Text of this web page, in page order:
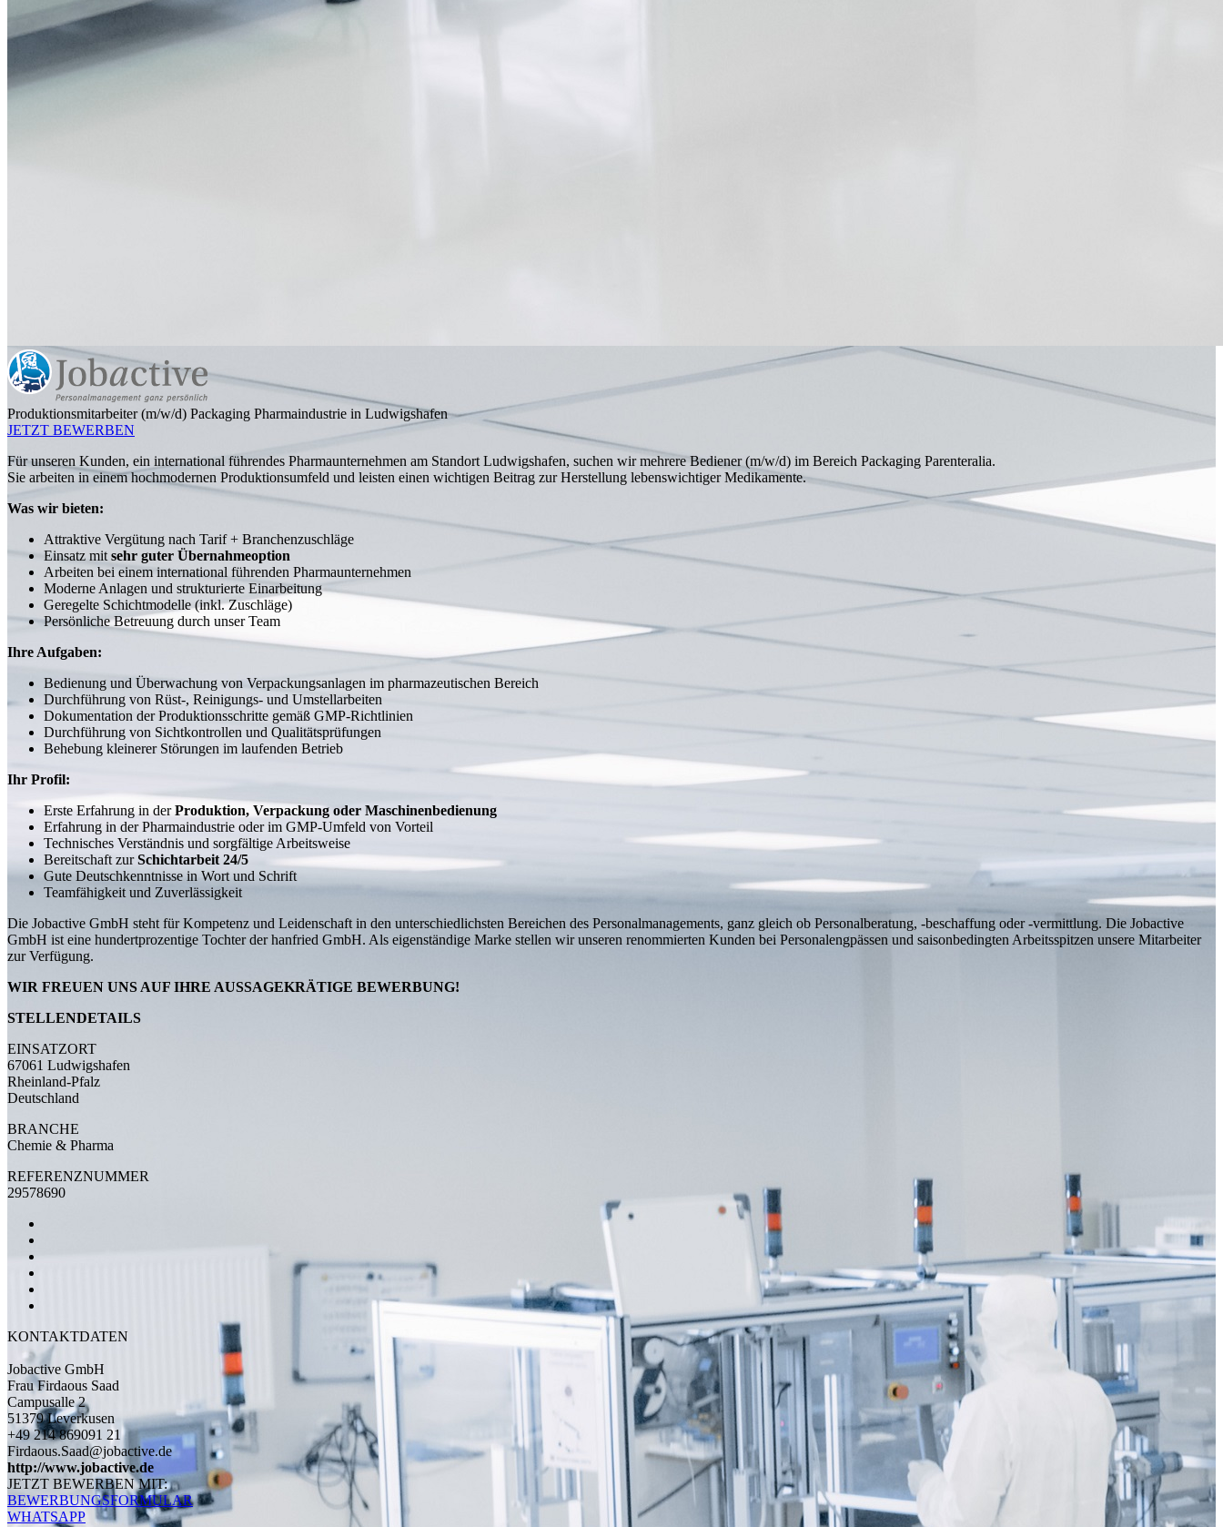
Produktionsmitarbeiter (m/w/d) Packaging Pharmaindustrie in Ludwigshafen
JETZT BEWERBEN
Für unseren Kunden, ein international führendes Pharmaunternehmen am Standort Ludwigshafen, suchen wir mehrere Bediener (m/w/d) im Bereich Packaging Parenteralia.
Sie arbeiten in einem hochmodernen Produktionsumfeld und leisten einen wichtigen Beitrag zur Herstellung lebenswichtiger Medikamente.
Was wir bieten:
Attraktive Vergütung nach Tarif + Branchenzuschläge
Einsatz mit sehr guter Übernahmeoption
Arbeiten bei einem international führenden Pharmaunternehmen
Moderne Anlagen und strukturierte Einarbeitung
Geregelte Schichtmodelle (inkl. Zuschläge)
Persönliche Betreuung durch unser Team
Ihre Aufgaben:
Bedienung und Überwachung von Verpackungsanlagen im pharmazeutischen Bereich
Durchführung von Rüst-, Reinigungs- und Umstellarbeiten
Dokumentation der Produktionsschritte gemäß GMP-Richtlinien
Durchführung von Sichtkontrollen und Qualitätsprüfungen
Behebung kleinerer Störungen im laufenden Betrieb
Ihr Profil:
Erste Erfahrung in derProduktion, Verpackung oder Maschinenbedienung
Erfahrung in der Pharmaindustrie oder im GMP-Umfeld von Vorteil
Technisches Verständnis und sorgfältige Arbeitsweise
Bereitschaft zurSchichtarbeit 24/5
Gute Deutschkenntnisse in Wort und Schrift
Teamfähigkeit und Zuverlässigkeit
Die Jobactive GmbH steht für Kompetenz und Leidenschaft in den unterschiedlichsten Bereichen des Personalmanagements, ganz gleich ob Personalberatung, -beschaffung oder -vermittlung. Die Jobactive
GmbH ist eine hundertprozentige Tochter der hanfried GmbH. Als eigenständige Marke stellen wir unseren renommierten Kunden bei Personalengpässen und saisonbedingten Arbeitsspitzen unsere Mitarbeiter
zur Verfügung.
WIR FREUEN UNS AUF IHRE AUSSAGEKRÄTIGE BEWERBUNG!
STELLENDETAILS
EINSATZORT
67061 Ludwigshafen
Rheinland-Pfalz
Deutschland
BRANCHE
Chemie & Pharma
REFERENZNUMMER
29578690
KONTAKTDATEN
Jobactive GmbH
Frau Firdaous Saad
Campusalle 2
51379 Leverkusen
+49 214 869091 21
Firdaous.Saad@jobactive.de
http://www.jobactive.de
JETZT BEWERBEN MIT:
BEWERBUNGSFORMULAR
WHATSAPP